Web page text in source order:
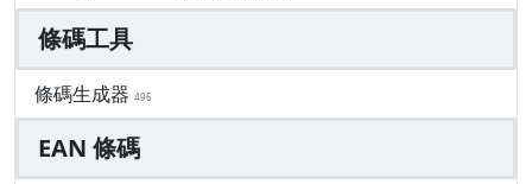
條碼工具
條碼生成器 496
EAN 條碼